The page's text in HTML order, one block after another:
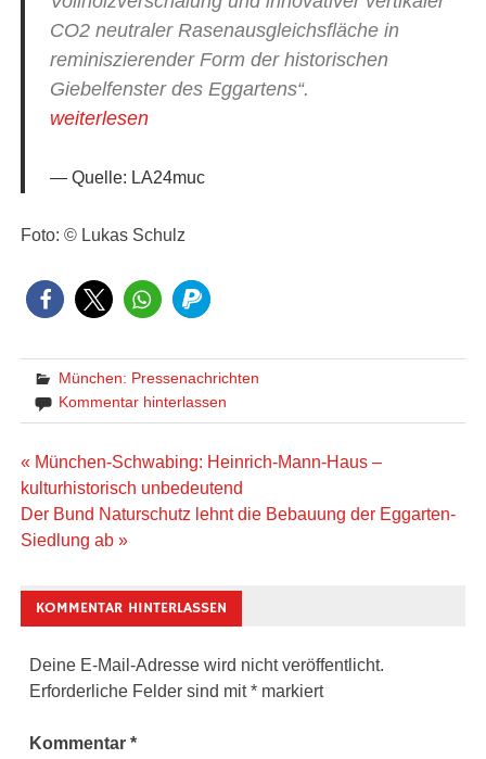
CO2 neutraler Rasenausgleichsfläche in
reminiszierender Form der historischen
Giebelfenster des Eggartens“.
weiterlesen
Quelle: LA24muc
Foto: © Lukas Schulz
München: Pressenachrichten
Kommentar hinterlassen
Beitragsnavigation
« München-Schwabing: Heinrich-Mann-Haus –
kulturhistorisch unbedeutend
Der Bund Naturschutz lehnt die Bebauung der Eggarten-
Siedlung ab »
KOMMENTAR HINTERLASSEN
Deine E-Mail-Adresse wird nicht veröffentlicht.
Erforderliche Felder sind mit* markiert
Kommentar*